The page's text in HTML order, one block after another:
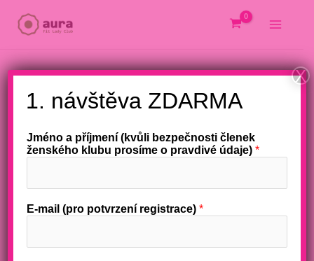
1. návštěva ZDARMA
Jméno a příjmení (kvůli bezpečnosti členek
ženského klubu prosíme o pravdivé údaje)*
E-mail (pro potvrzení registrace)*
X